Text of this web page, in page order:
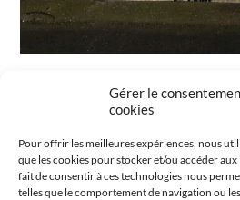
Gérer le
cookies
Pour offrir les meilleures expériences, nous
que les cookies pour stocker et/ou accéder
fait de consentir à ces technologies nous
telles que le comportement de navigation ou
#TourDuMondePoétique
#OnTheMoonForLove